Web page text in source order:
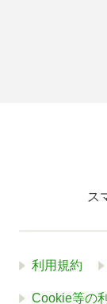
ス
利用規約
Cookie等の